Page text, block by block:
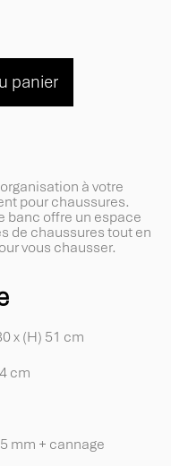
panier
à votre
pour chaussures.
banc offre un espace
de chaussures tout en
vous chausser.
x (H) 51 cm
cm
mm + cannage